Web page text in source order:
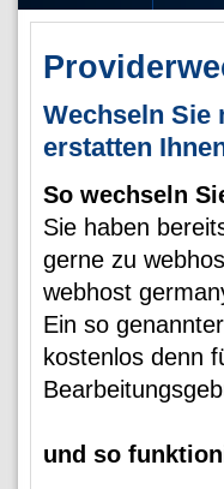
Wechseln Sie
erstatten
So wechseln
Sie haben
gerne zu
webhost
Ein so
kostenlos denn
und so